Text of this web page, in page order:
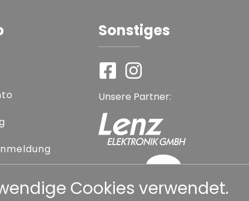
Sonstiges
Unsere Partner:
Cookies verwendet.